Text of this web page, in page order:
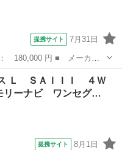
提携サイト 7月31日
■ グレード名： Ｘ ア
量： 660cc ■ ドア枚数：
Ｌ ＳＡＩＩＩ ４Ｗ
ーナビ ワンセグ…
提携サイト 8月1日